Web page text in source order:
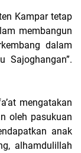
Kampar tetap
membangun
dalam
Sajoghangan”.
mengatakan
oleh pasukuan
anak
alhamdulillah